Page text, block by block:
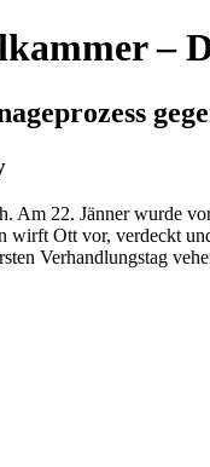
–
Am 22. Jänner wurde
wirft Ott vor, verdeckt
Verhandlungstag